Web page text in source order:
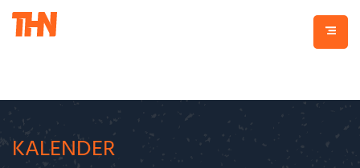
KALENDER